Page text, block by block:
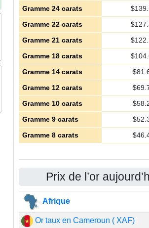
Gramme 24 carats
$
Gramme 22 carats
$
Gramme 21 carats
$
Gramme 18 carats
$
Gramme 14 carats
$
Gramme 12 carats
$
Gramme 10 carats
$
Gramme 9 carats
$
Gramme 8 carats
$
Prix de l’or
Afrique
Or taux en Cameroun ( XAF)